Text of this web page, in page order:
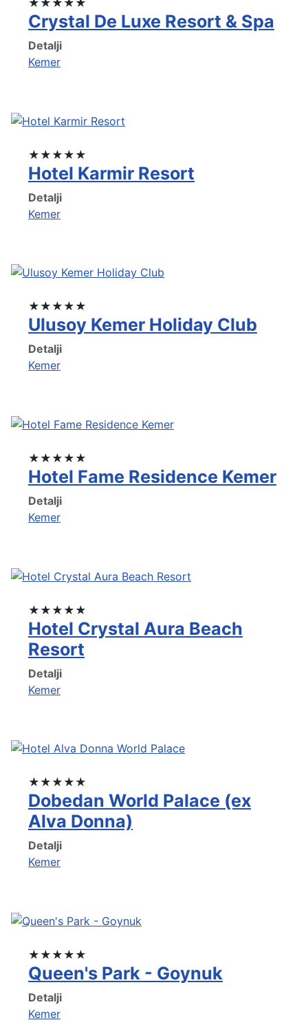
★★★★★
Crystal De Luxe Resort & Spa
Detalji
Kemer
★★★★★
Hotel Karmir Resort
Detalji
Kemer
★★★★★
Ulusoy Kemer Holiday Club
Detalji
Kemer
★★★★★
Hotel Fame Residence Kemer
Detalji
Kemer
★★★★★
Hotel Crystal Aura Beach
Resort
Detalji
Kemer
★★★★★
Dobedan World Palace (ex
Alva Donna)
Detalji
Kemer
★★★★★
Queen's Park - Goynuk
Detalji
Kemer